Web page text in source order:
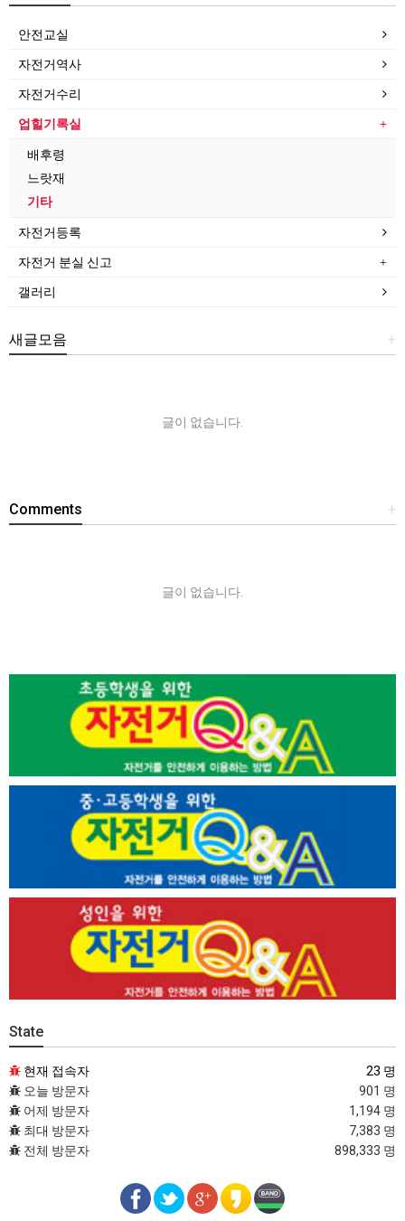
안전교실
자전거역사
자전거수리
업힐기록실
배후령
느랏재
기타
자전거등록
자전거 분실 신고
갤러리
+
새글모음
글이 없습니다.
+
Comments
글이 없습니다.
State
현재 접속자
23 명
오늘 방문자
901 명
어제 방문자
1,194 명
최대 방문자
7,383 명
전체 방문자
898,333 명